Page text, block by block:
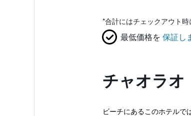
*合計にはチェックアウト
最低価格を 保証し
チャオラオ
ビーチにあるこのホテルで